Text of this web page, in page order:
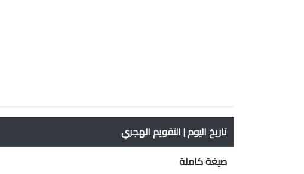
تاريخ اليوم | التقويم الهجري
صيغة كاملة